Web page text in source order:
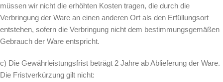
müssen wir nicht die erhöhten Kosten tragen, die durch die
Verbringung der Ware an einen anderen Ort als den Erfüllungsort
entstehen, sofern die Verbringung nicht dem bestimmungsgemäßen
Gebrauch der Ware entspricht.
c) Die Gewährleistungsfrist beträgt 2 Jahre ab Ablieferung der Ware.
Die Fristverkürzung gilt nicht: